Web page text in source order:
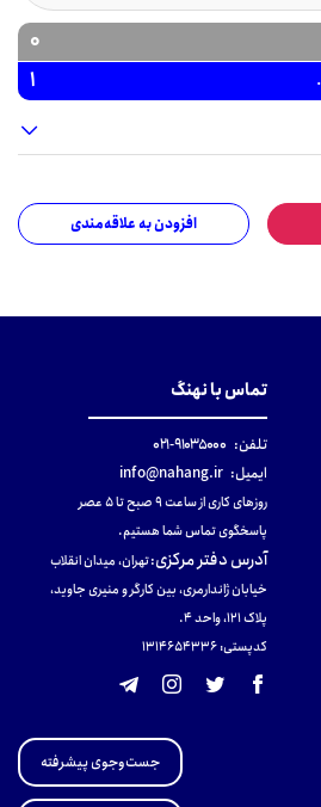
0
1
افزودن به علاقه‌مندی
تماس با نهنگ
تلفن: ۹۱۰۳۵۰۰۰-۰۲۱
ایمیل: info@nahang.ir
روزهای کاری از ساعت ۹ صبح تا ۵ عصر
پاسخگوی تماس شما هستیم.
آدرس دفتر مرکزی:تهران، میدان انقلاب
خیابان ژاندارمری، بین کارگر و منیری جاوید،
پلاک 121، واحد ۴.
کدپستی: 131465433۶
جست‌وجوی پیشرفته